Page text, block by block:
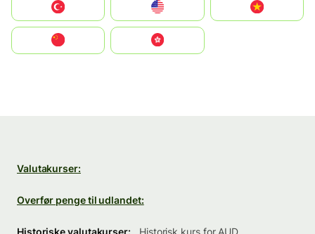
United States
中國香港特別行政區
Valutakurser:
Overfør penge til udlandet:
Historiske valutakurser:
Historisk kurs for AUD